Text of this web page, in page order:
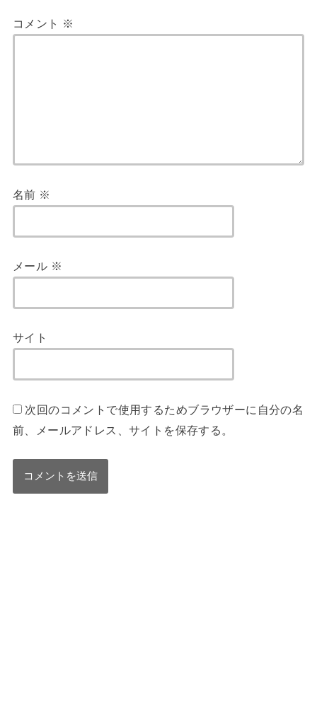
コメント ※
名前 ※
メール ※
サイト
次回のコメントで使用するためブラウザーに自分の名
前、メールアドレス、サイトを保存する。